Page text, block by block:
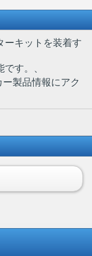
ーキットを装着す
です。、
製品情報にアク